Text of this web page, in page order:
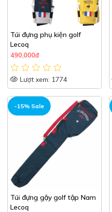
Túi đựng phụ kiện golf
Lecoq
490,000đ
Lượt xem: 1774
-15% Sale
Túi đựng gậy golf tập Nam
Lecoq